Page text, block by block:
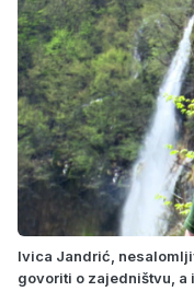
Ivica Jandrić,
govoriti o zajedništvu,